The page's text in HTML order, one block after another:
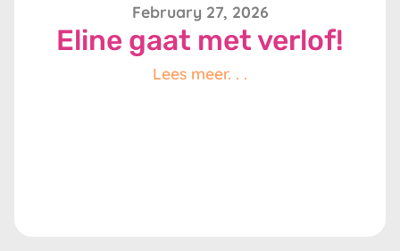
February 27, 2026
Eline gaat met verlof!
Lees meer. . .